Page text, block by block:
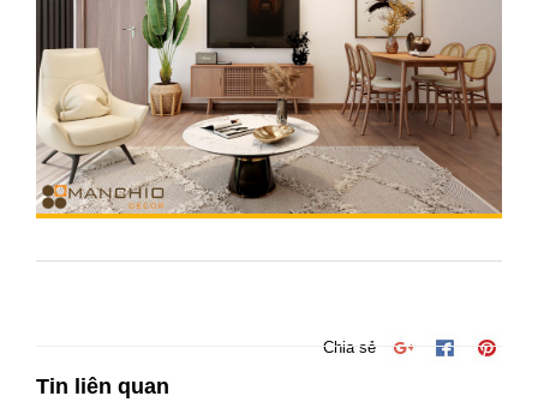
Chia sẻ
Tin liên quan